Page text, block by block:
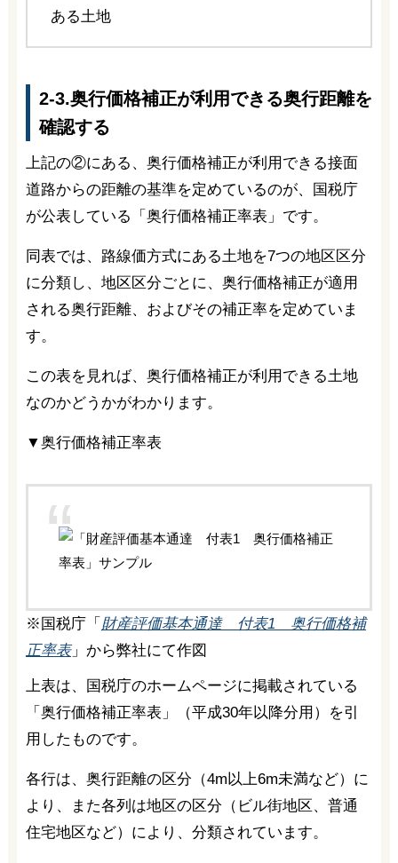
ある土地
2-3.奥行価格補正が利用できる奥行距離を
確認する
上記の②にある、奥行価格補正が利用できる接面
道路からの距離の基準を定めているのが、国税庁
が公表している「奥行価格補正率表」です。
同表では、路線価方式にある土地を7つの地区区分
に分類し、地区区分ごとに、奥行価格補正が適用
される奥行距離、およびその補正率を定めていま
す。
この表を見れば、奥行価格補正が利用できる土地
なのかどうかがわかります。
▼奥行価格補正率表
※国税庁「 財産評価基本通達 付表1 奥行価格補
正率表」から弊社にて作図
上表は、国税庁のホームページに掲載されている
「奥行価格補正率表」（平成30年以降分用）を引
用したものです。
各行は、奥行距離の区分（4m以上6m未満など）に
より、また各列は地区の区分（ビル街地区、普通
住宅地区など）により、分類されています。